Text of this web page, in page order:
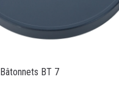
Bâtonnets BT 7